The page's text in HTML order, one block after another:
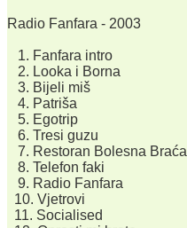
Radio Fanfara - 2003
1. Fanfara intro
2. Looka i Borna
3. Bijeli miš
4. Patriša
5. Egotrip
6. Tresi guzu
7. Restoran Bolesna Braća
8. Telefon faki
9. Radio Fanfara
10. Vjetrovi
11. Socialised